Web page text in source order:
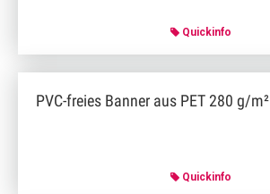
Quickinfo
PVC-freies Banner aus PET 280 g/m²
Quickinfo